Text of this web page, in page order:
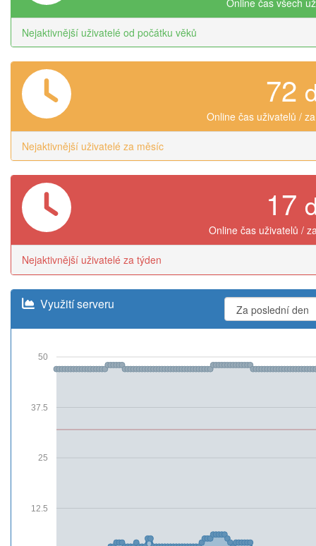
Nejaktivnější uživatelé od počátku věků
72
Online čas uživatelů /
Nejaktivnější uživatelé za měsíc
17
Online čas uživatelů /
Nejaktivnější uživatelé za týden
Využití serveru
12.5
25
37.5
50